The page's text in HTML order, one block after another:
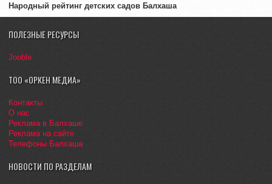
Народный рейтинг детских садов Балхаша
ПОЛЕЗНЫЕ РЕСУРСЫ
Jooble
ТОО «ОРКЕН МЕДИА»
Контакты
О нас
Реклама в Балхаше
Реклама на сайте
Телефоны Балхаша
НОВОСТИ ПО РАЗДЕЛАМ